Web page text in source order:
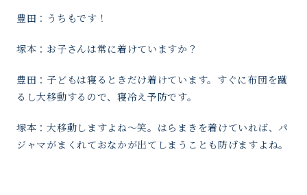
豊田：うちもです！
塚本：お子さんは常に着けていますか？
豊田：子どもは寝るときだけ着けています。すぐに布団を蹴
るし大移動するので、寝冷え予防です。
塚本：大移動しますよね〜笑。はらまきを着けていれば、パ
ジャマがまくれておなかが出てしまうことも防げますよね。